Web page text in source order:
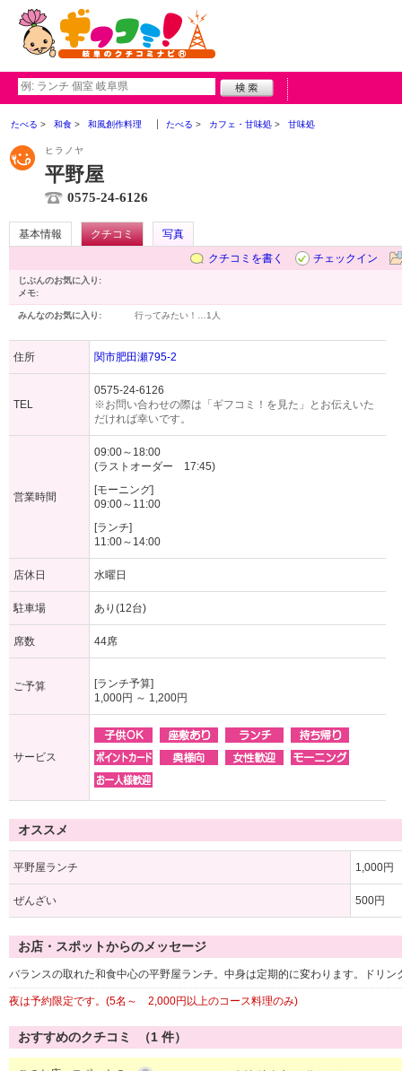
たべる 和食 和風創作料理 たべる カフェ・甘味処 甘味処
ヒラノヤ
平野屋
0575-24-6126
基本情報 クチコミ
写真
クチコミを書く
チェックイン
じぶんのお気に入り:
メモ:
みんなのお気に入り: 行ってみたい！… 1人
住所 関市肥田瀬795-2
TEL
0575-24-6126
※お問い合わせの際は「ギフコミ！を見た」とお伝えいた
だければ幸いです。
営業時間
09:00～18:00
(ラストオーダー 17:45)
[モーニング]
09:00～11:00
[ランチ]
11:00～14:00
店休日 水曜日
駐車場 あり(12台)
席数 44席
ご予算
[ランチ予算]
1,000円 ～ 1,200円
サービス
オススメ
平野屋ランチ 1,000円
ぜんざい 500円
お店・スポットからのメッセージ
バランスの取れた和食中心の平野屋ランチ。中身は定期的に変わります。ドリン
夜は予約限定です。(5名～ 2,000円以上のコース料理のみ)
おすすめのクチコミ （1 件）